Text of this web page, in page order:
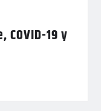
COVID-19 y